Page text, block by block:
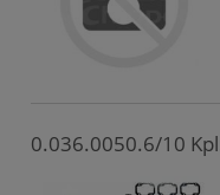
0.036.0050.6/10